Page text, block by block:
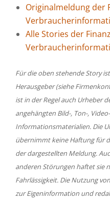
Originalmeldung der
Alle Stories der
Für die oben stehende Story
Herausgeber (siehe
ist in der Regel auch Urheber
angehängten Bild-, Ton-,
Informationsmaterialien. Die
übernimmt keine Haftung für
der dargestellten Meldung.
anderen Störungen haftet sie
Fahrlässigkeit. Die Nutzung
zur Eigeninformation und